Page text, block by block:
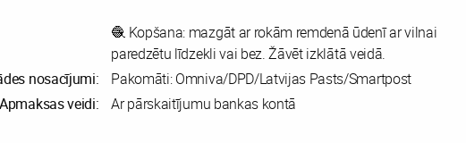
🧶 Kopšana: mazgāt ar rokām remdenā ūdenī ar vilnai
paredzētu līdzekli vai bez. Žāvēt izklātā veidā.
nosacījumi:
Pakomāti: Omniva/DPD/Latvijas Pasts/Smartpost
Apmaksas veidi:
Ar pārskaitījumu bankas kontā